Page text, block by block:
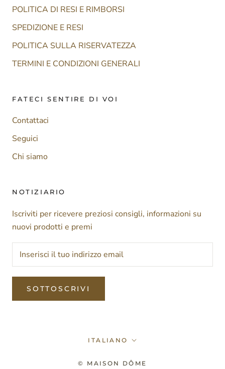
POLITICA DI RESI E RIMBORSI
SPEDIZIONE E RESI
POLITICA SULLA RISERVATEZZA
TERMINI E CONDIZIONI GENERALI
FATECI SENTIRE DI VOI
Contattaci
Seguici
Chi siamo
NOTIZIARIO
Iscriviti per ricevere preziosi consigli, informazioni su
nuovi prodotti e premi
SOTTOSCRIVI
Lingua
ITALIANO
© MAISON DÔME